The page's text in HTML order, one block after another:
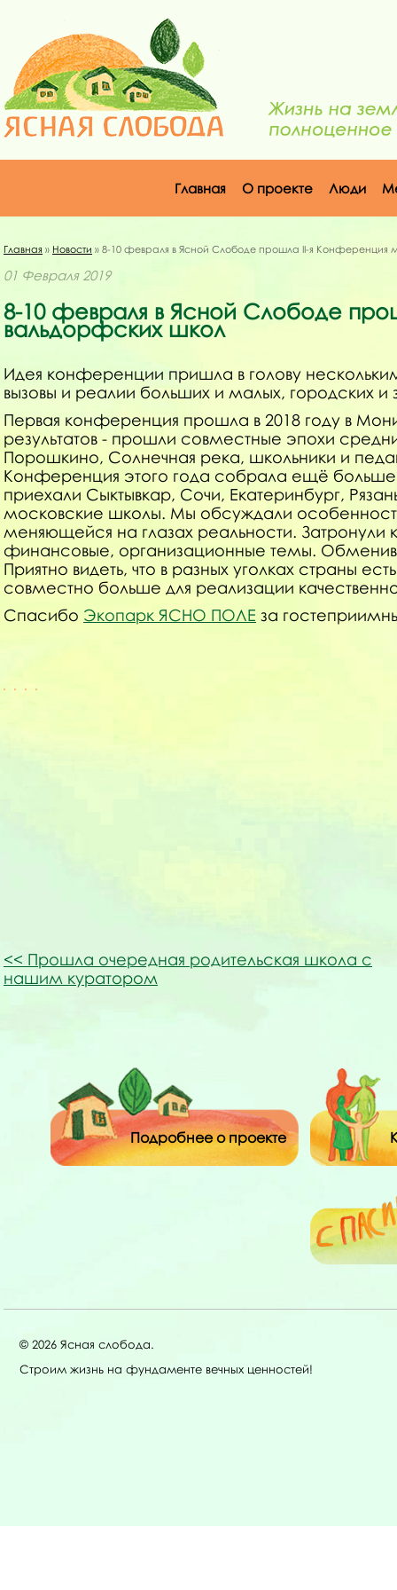
Главная О проекте Люди
Главная » Новости » 8-10 февраля в Ясной Слободе прошла II-я Конференция
01 Февраля 2019
8-10 февраля в Ясной Слободе
вальдорфских школ
Идея конференции пришла в голову
вызовы и реалии больших и малых, городских и
Первая конференция прошла в 2018 году в
результатов - прошли совместные эпохи
Порошкино, Солнечная река, школьники и
Конференция этого года собрала ещё
приехали Сыктывкар, Сочи, Екатеринбург,
московские школы. Мы обсуждали
меняющейся на глазах реальности.
финансовые, организационные темы.
Приятно видеть, что в разных уголках страны
совместно больше для реализации
Спасибо Экопарк ЯСНО ПОЛЕ за
Прошла очередная родительская школа с
нашим куратором
Подробнее о проекте
© 2026 Ясная слобода.
Строим жизнь на фундаменте вечных ценностей!